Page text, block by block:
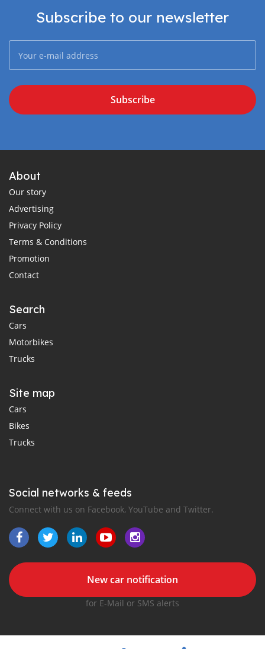
Subscribe to our newsletter
Subscribe
About
Our story
Advertising
Privacy Policy
Terms & Conditions
Promotion
Contact
Search
Cars
Motorbikes
Trucks
Site map
Cars
Bikes
Trucks
Social networks & feeds
Connect with us on Facebook, YouTube and Twitter.
New car notification
for E-Mail or SMS alerts